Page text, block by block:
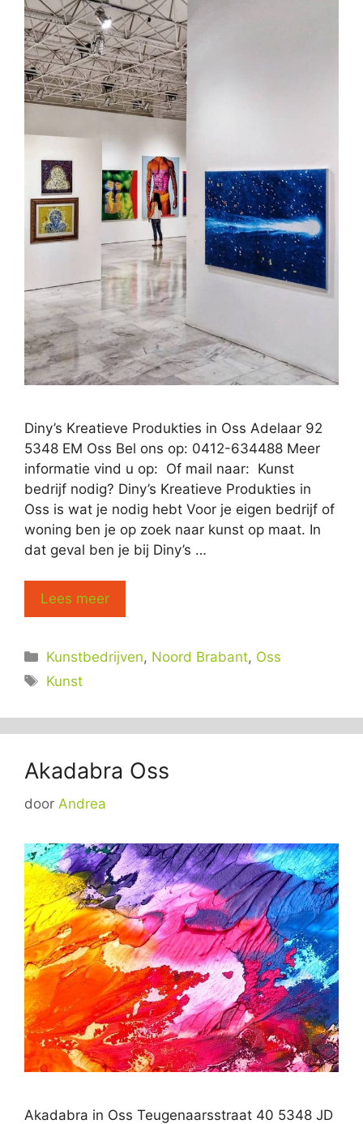
Diny’s Kreatieve Produkties in Oss Adelaar 92
5348 EM Oss Bel ons op: 0412-634488 Meer
informatie vind u op: Of mail naar: Kunst
bedrijf nodig? Diny’s Kreatieve Produkties in
Oss is wat je nodig hebt Voor je eigen bedrijf of
woning ben je op zoek naar kunst op maat. In
dat geval ben je bij Diny’s …
Lees meer
Categorieën
Kunstbedrijven, Noord Brabant, Oss
Tags
Kunst
Akadabra Oss
door Andrea
Akadabra in Oss Teugenaarsstraat 40 5348 JD